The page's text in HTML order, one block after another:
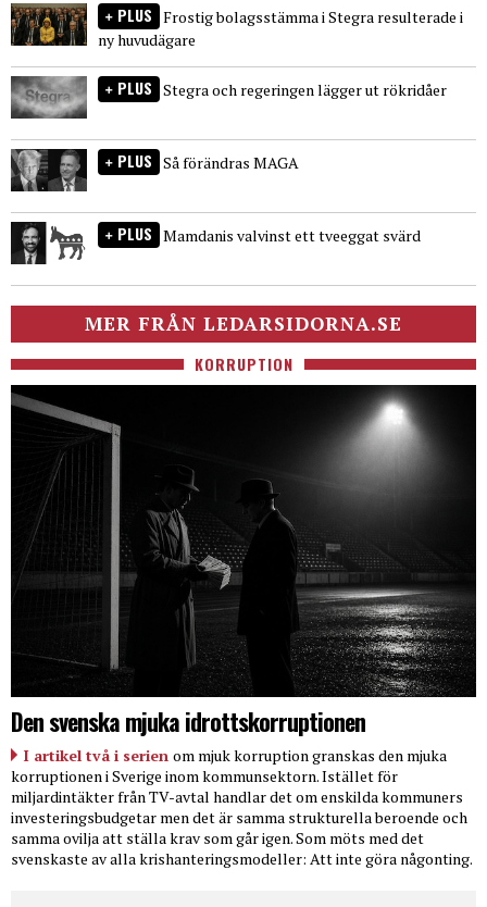
PLUS Frostig bolagsstämma i Stegra resulterade i
ny huvudägare
PLUS Stegra och regeringen lägger ut rökridåer
PLUS Så förändras MAGA
PLUS Mamdanis valvinst ett tveeggat svärd
MER FRÅN LEDARSIDORNA.SE
KORRUPTION
Den svenska mjuka idrottskorruptionen
I artikel två i serien om mjuk korruption granskas den mjuka
korruptionen i Sverige inom kommunsektorn. Istället för
miljardintäkter från TV-avtal handlar det om enskilda kommuners
investeringsbudgetar men det är samma strukturella beroende och
samma ovilja att ställa krav som går igen. Som möts med det
svenskaste av alla krishanteringsmodeller: Att inte göra någonting.